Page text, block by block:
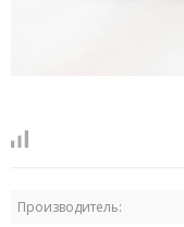
Производитель: